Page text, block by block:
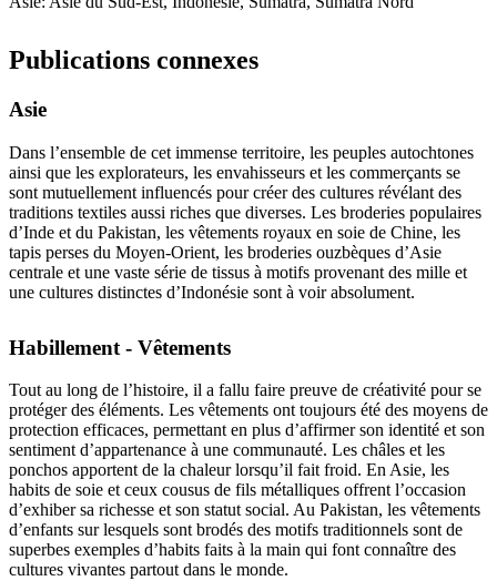
Publications connexes
Asie
Dans l’ensemble de cet immense territoire, les peuples autochtones
ainsi que les explorateurs, les envahisseurs et les commerçants se
sont mutuellement influencés pour créer des cultures révélant des
traditions textiles aussi riches que diverses. Les broderies populaires
d’Inde et du Pakistan, les vêtements royaux en soie de Chine, les
tapis perses du Moyen-Orient, les broderies ouzbèques d’Asie
centrale et une vaste série de tissus à motifs provenant des mille et
une cultures distinctes d’Indonésie sont à voir absolument.
Habillement - Vêtements
Tout au long de l’histoire, il a fallu faire preuve de créativité pour se
protéger des éléments. Les vêtements ont toujours été des moyens de
protection efficaces, permettant en plus d’affirmer son identité et son
sentiment d’appartenance à une communauté. Les châles et les
ponchos apportent de la chaleur lorsqu’il fait froid. En Asie, les
habits de soie et ceux cousus de fils métalliques offrent l’occasion
d’exhiber sa richesse et son statut social. Au Pakistan, les vêtements
d’enfants sur lesquels sont brodés des motifs traditionnels sont de
superbes exemples d’habits faits à la main qui font connaître des
cultures vivantes partout dans le monde.